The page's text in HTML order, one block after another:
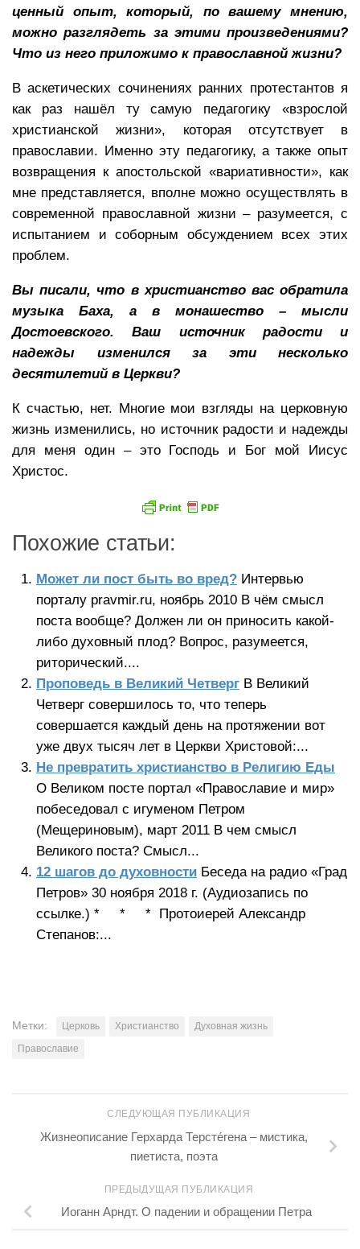
ценный опыт, который, по вашему мнению,
можно разглядеть за этими произведениями?
Что из него приложимо к православной жизни?
В аскетических сочинениях ранних протестантов я
как раз нашёл ту самую педагогику «взрослой
христианской жизни», которая отсутствует в
православии. Именно эту педагогику, а также опыт
возвращения к апостольской «вариативности», как
мне представляется, вполне можно осуществлять в
современной православной жизни – разумеется, с
испытанием и соборным обсуждением всех этих
проблем.
Вы писали, что в христианство вас обратила
музыка Баха, а в монашество – мысли
Достоевского. Ваш источник радости и
надежды изменился за эти несколько
десятилетий в Церкви?
К счастью, нет. Многие мои взгляды на церковную
жизнь изменились, но источник радости и надежды
для меня один – это Господь и Бог мой Иисус
Христос.
Похожие статьи:
Может ли пост быть во вред? Интервью
порталу pravmir.ru, ноябрь 2010 В чём смысл
поста вообще? Должен ли он приносить какой-
либо духовный плод? Вопрос, разумеется,
риторический....
Проповедь в Великий Четверг В Великий
Четверг совершилось то, что теперь
совершается каждый день на протяжении вот
уже двух тысяч лет в Церкви Христовой:...
Не превратить христианство в Религию Еды
О Великом посте портал «Православие и мир»
побеседовал с игуменом Петром
(Мещериновым), март 2011 В чем смысл
Великого поста? Смысл...
12 шагов до духовности Беседа на радио «Град
Петров» 30 ноября 2018 г. (Аудиозапись по
ссылке.) * * * Протоиерей Александр
Степанов:...
Метки: Церковь Христианство
Духовная жизнь
Православие
СЛЕДУЮЩАЯ ПУБЛИКАЦИЯ
Жизнеописание Герхарда Терсте́гена – мистика,
пиетиста, поэта
ПРЕДЫДУЩАЯ ПУБЛИКАЦИЯ
Иоганн Арндт. О падении и обращении Петра